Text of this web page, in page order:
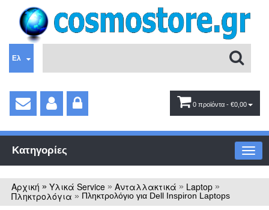
Ελ
0 προϊόντα - €0,00
Κατηγορίες
Αρχική » Υλικά Service » Ανταλλακτικά » Laptop »
Πληκτρολόγια » Πληκτρολόγιο για Dell Inspiron Laptops